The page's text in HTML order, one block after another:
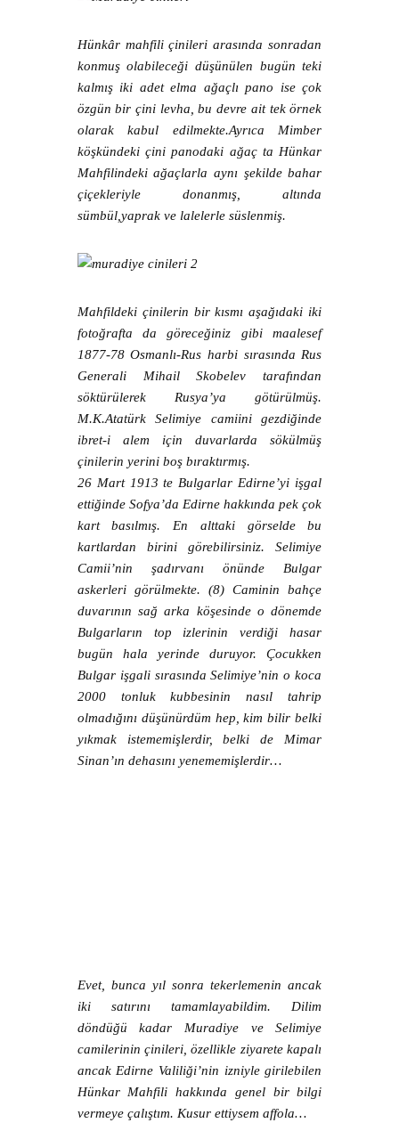
Hünkâr mahfili çinileri arasında sonradan
konmuş olabileceği düşünülen bugün teki
kalmış iki adet elma ağaçlı pano ise çok
özgün bir çini levha, bu devre ait tek örnek
olarak kabul edilmekte.Ayrıca Mimber
köşkündeki çini panodaki ağaç ta Hünkar
Mahfilindeki ağaçlarla aynı şekilde bahar
çiçekleriyle donanmış, altında
sümbül,yaprak ve lalelerle süslenmiş.
Mahfildeki çinilerin bir kısmı aşağıdaki iki
fotoğrafta da göreceğiniz gibi maalesef
1877-78 Osmanlı-Rus harbi sırasında Rus
Generali Mihail Skobelev tarafından
söktürülerek Rusya’ya götürülmüş.
M.K.Atatürk Selimiye camiini gezdiğinde
ibret-i alem için duvarlarda sökülmüş
çinilerin yerini boş bıraktırmış.
26 Mart 1913 te Bulgarlar Edirne’yi işgal
ettiğinde Sofya’da Edirne hakkında pek çok
kart basılmış. En alttaki görselde bu
kartlardan birini görebilirsiniz. Selimiye
Camii’nin şadırvanı önünde Bulgar
askerleri görülmekte. (8) Caminin bahçe
duvarının sağ arka köşesinde o dönemde
Bulgarların top izlerinin verdiği hasar
bugün hala yerinde duruyor. Çocukken
Bulgar işgali sırasında Selimiye’nin o koca
2000 tonluk kubbesinin nasıl tahrip
olmadığını düşünürdüm hep, kim bilir belki
yıkmak istememişlerdir, belki de Mimar
Sinan’ın dehasını yenememişlerdir…
Evet, bunca yıl sonra tekerlemenin ancak
iki satırını tamamlayabildim. Dilim
döndüğü kadar Muradiye ve Selimiye
camilerinin çinileri, özellikle ziyarete kapalı
ancak Edirne Valiliği’nin izniyle girilebilen
Hünkar Mahfili hakkında genel bir bilgi
vermeye çalıştım. Kusur ettiysem affola…